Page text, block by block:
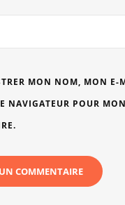
MON NOM, MON E-
NAVIGATEUR POUR